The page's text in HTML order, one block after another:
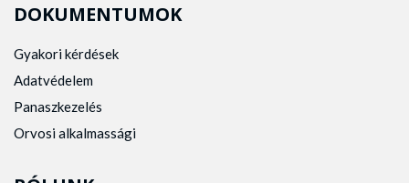
DOKUMENTUMOK
Gyakori kérdések
Adatvédelem
Panaszkezelés
Orvosi alkalmassági